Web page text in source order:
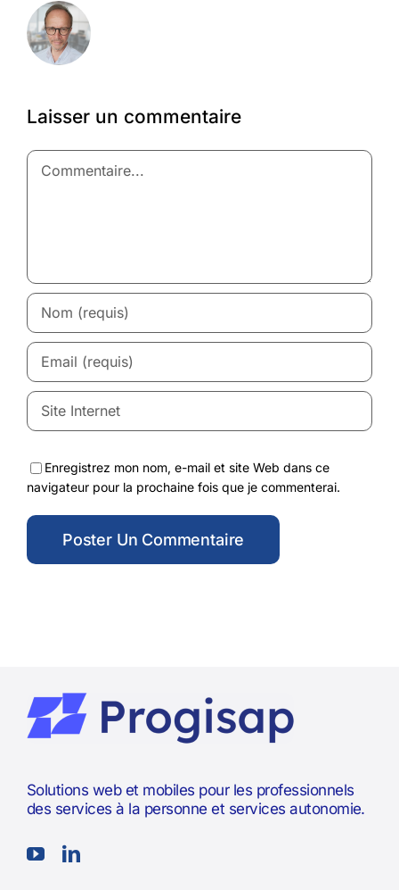
Laisser un commentaire
Commentaire
Enregistrez mon nom, e-mail et site Web dans ce
navigateur pour la prochaine fois que je commenterai.
Solutions web et mobiles pour les professionnels
des services à la personne et services autonomie.